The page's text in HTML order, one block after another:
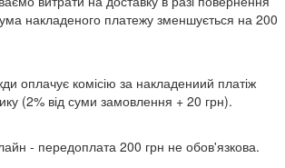
накладеного платежу зменшується на 200
оплачує комісію за накладениий платіж
(2% від суми замовлення + 20 грн).
- передоплата 200 грн не обов'язкова.